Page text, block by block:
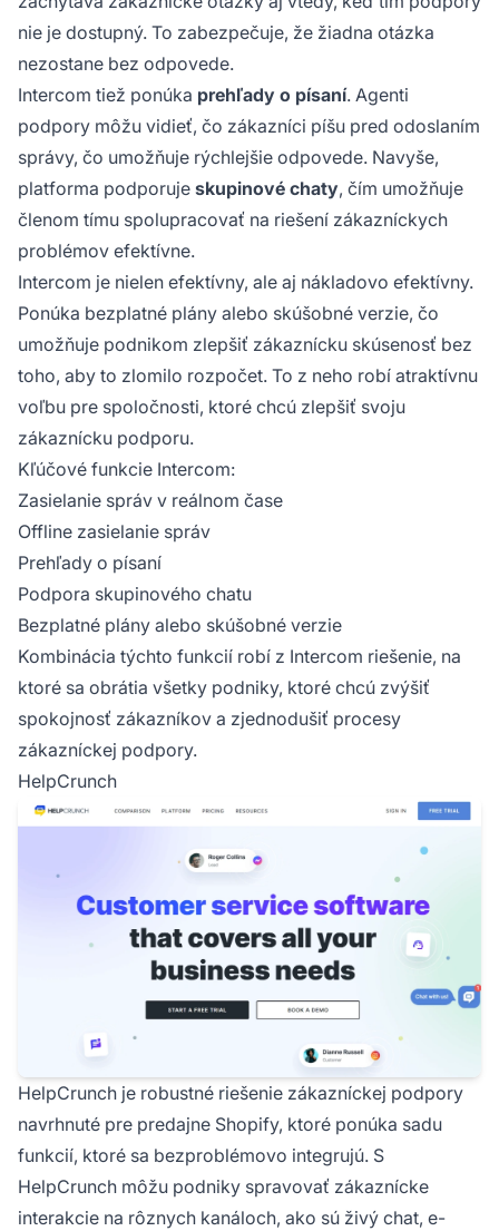
nie je dostupný. To zabezpečuje, že žiadna otázka
nezostane bez odpovede.
Intercom tiež ponúka prehľady o písaní. Agenti
podpory môžu vidieť, čo zákazníci píšu pred odoslaním
správy, čo umožňuje rýchlejšie odpovede. Navyše,
platforma podporuje skupinové chaty, čím umožňuje
členom tímu spolupracovať na riešení zákazníckych
problémov efektívne.
Intercom je nielen efektívny, ale aj nákladovo efektívny.
Ponúka bezplatné plány alebo skúšobné verzie, čo
umožňuje podnikom zlepšiť zákaznícku skúsenosť bez
toho, aby to zlomilo rozpočet. To z neho robí atraktívnu
voľbu pre spoločnosti, ktoré chcú zlepšiť svoju
zákaznícku podporu.
Kľúčové funkcie Intercom:
Zasielanie správ v reálnom čase
Offline zasielanie správ
Prehľady o písaní
Podpora skupinového chatu
Bezplatné plány alebo skúšobné verzie
Kombinácia týchto funkcií robí z Intercom riešenie, na
ktoré sa obrátia všetky podniky, ktoré chcú zvýšiť
spokojnosť zákazníkov a zjednodušiť procesy
zákazníckej podpory.
HelpCrunch
HelpCrunch je robustné riešenie zákazníckej podpory
navrhnuté pre predajne Shopify, ktoré ponúka sadu
funkcií, ktoré sa bezproblémovo integrujú. S
HelpCrunch môžu podniky spravovať zákaznícke
interakcie na rôznych kanáloch, ako sú živý chat, e-